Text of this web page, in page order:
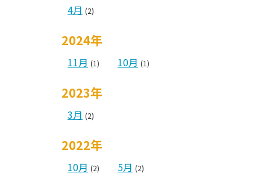
4月 (2)
2024年
11月 (1) 10月 (1)
2023年
3月 (2)
2022年
10月 (2) 5月 (2)